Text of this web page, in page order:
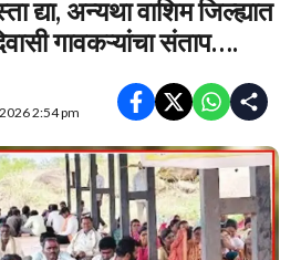
द्या, अन्यथा वाशिम जिल्ह्यात
गावकऱ्यांचा संताप….
2:54 pm